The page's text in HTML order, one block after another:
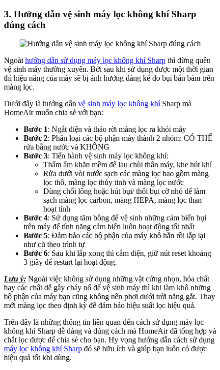
3. Hướng dẫn vệ sinh máy lọc không khí Sharp
đúng cách
Ngoài hướng dẫn sử dụng máy lọc không khí Sharp thì đừng quên
vệ sinh máy thường xuyên. Bởi sau khi sử dụng được một thời gian
thì hiệu năng của máy sẽ bị ảnh hưởng đáng kể do bụi bẩn bám trên
màng lọc.
Dưới đây là hướng dẫn vệ sinh máy lọc không khí Sharp mà
HomeAir muốn chia sẻ với bạn:
Bước 1: Ngắt điện và tháo rời màng lọc ra khỏi máy
Bước 2: Phân loại các bộ phận máy thành 2 nhóm: CÓ THỂ
rửa bằng nước và KHÔNG
Bước 3: Tiến hành vệ sinh máy lọc không khí:
Thấm ẩm khăn mềm để lau chùi thân máy, khe hút khí
Rửa dưới vòi nước sạch các màng lọc bao gồm màng
lọc thô, màng lọc thủy tinh và màng lọc nước
Dùng chổi lông hoặc hút bụi/ thổi bụi cỡ nhỏ để làm
sạch màng lọc carbon, màng HEPA, màng lọc than
hoạt tính
Bước 4: Sử dụng tăm bông để vệ sinh những cảm biến bụi
trên máy để tính năng cảm biến luôn hoạt động tốt nhất
Bước 5: Đảm bảo các bộ phận của máy khô hẳn rồi lắp lại
như cũ theo trình tự
Bước 6: Sau khi lắp xong thì cắm điện, giữ nút reset khoảng
3 giây để restart lại hoạt động.
Lưu ý: Ngoài việc không sử dụng những vật cứng nhọn, hóa chất
hay các chất dễ gây cháy nổ để vệ sinh máy thì khi làm khô những
bộ phận của máy bạn cũng không nên phơi dưới trời nắng gắt. Thay
mới màng lọc theo định kỳ để đảm bảo hiệu suất lọc hiệu quả.
Trên đây là những thông tin liên quan đến cách sử dụng máy lọc
không khí Sharp dễ dàng và đúng cách mà HomeAir đã tổng hợp và
chắt lọc được để chia sẻ cho bạn. Hy vọng hướng dẫn cách sử dụng
máy lọc không khí Sharp đó sẽ hữu ích và giúp bạn luôn có được
hiệu quả tốt khi dùng.